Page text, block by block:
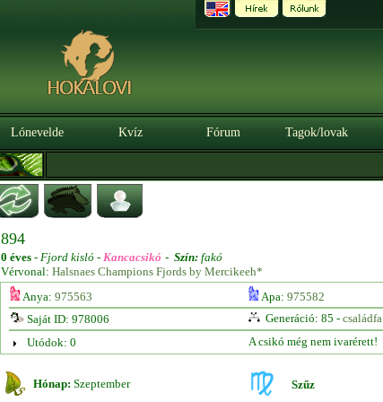
Lónevelde Kvíz Fórum Tagok/lovak
894
0 éves - Fjord kisló - Kancacsikó - Szín: fakó
Vérvonal: Halsnaes Champions Fjords by Mercikeeh*
Anya: 975563 Apa: 975582
Saját ID: 978006
Generáció: 85 - családfa
Utódok: 0
A csikó még nem ivarérett!
Hónap: Szeptember Szűz